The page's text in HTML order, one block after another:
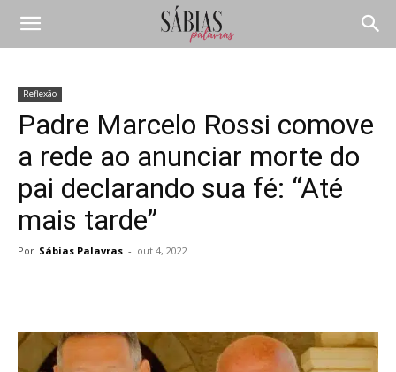
Reflexão
Padre Marcelo Rossi comove
a rede ao anunciar morte do
pai declarando sua fé: “Até
mais tarde”
Por Sábias Palavras - out 4, 2022